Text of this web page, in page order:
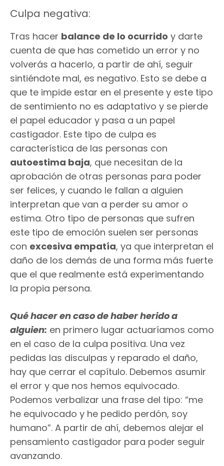
Culpa negativa:
Tras hacer balance de lo ocurrido y darte
cuenta de que has cometido un error y no
volverás a hacerlo, a partir de ahí, seguir
sintiéndote mal, es negativo. Esto se debe a
que te impide estar en el presente y este tipo
de sentimiento no es adaptativo y se pierde
el papel educador y pasa a un papel
castigador. Este tipo de culpa es
característica de las personas con
autoestima baja, que necesitan de la
aprobación de otras personas para poder
ser felices, y cuando le fallan a alguien
interpretan que van a perder su amor o
estima. Otro tipo de personas que sufren
este tipo de emoción suelen ser personas
con excesiva empatía, ya que interpretan el
daño de los demás de una forma más fuerte
que el que realmente está experimentando
la propia persona.
Qué hacer en caso de haber herido a
alguien: en primero lugar actuaríamos como
en el caso de la culpa positiva. Una vez
pedidas las disculpas y reparado el daño,
hay que cerrar el capítulo. Debemos asumir
el error y que nos hemos equivocado.
Podemos verbalizar una frase del tipo: “me
he equivocado y he pedido perdón, soy
humano”. A partir de ahí, debemos alejar el
pensamiento castigador para poder seguir
avanzando.